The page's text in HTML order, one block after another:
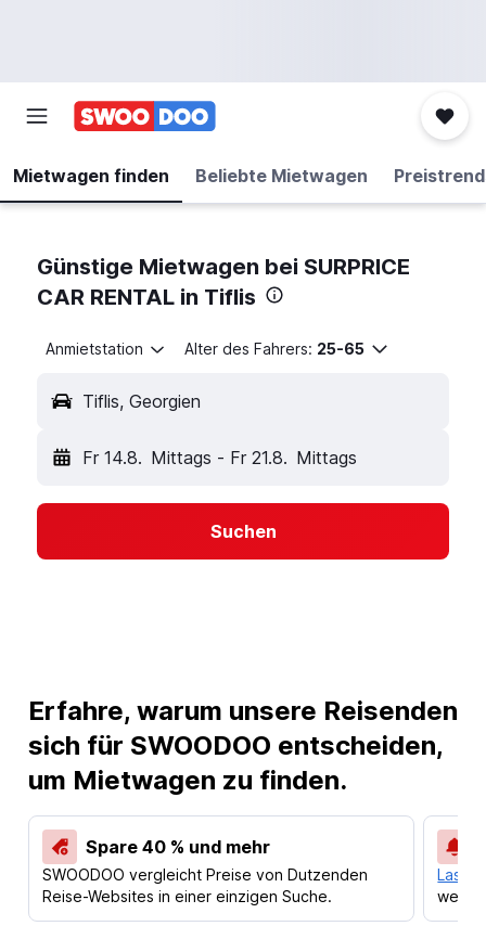
Mietwagen finden Beliebte Mietwagen
Günstige Mietwagen bei SURPRICE
CAR RENTAL in Tiflis
Anmietstation Alter des Fahrers: 25-65
Tiflis, Georgien
Fr 14.8. Mittags - Fr 21.8. Mittags
Suchen
Erfahre, warum unsere Reisenden
sich für SWOODOO entscheiden,
um Mietwagen zu finden.
Spare 40 % und mehr
SWOODOO vergleicht Preise von Dutzenden
Reise-Websites in einer einzigen Suche.
Lass